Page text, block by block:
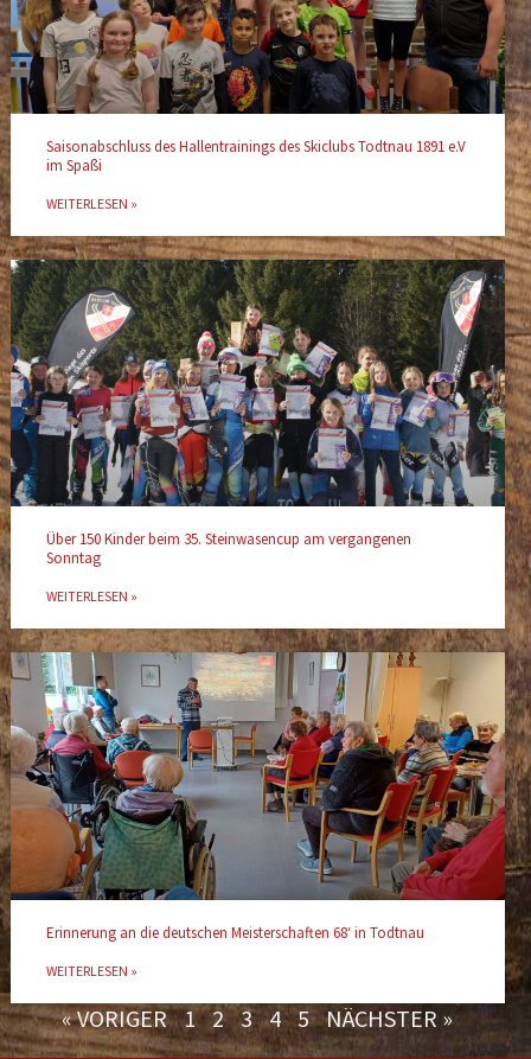
Saisonabschluss des Hallentrainings des Skiclubs Todtnau 1891 e.V
im Spaßi
WEITERLESEN »
Über 150 Kinder beim 35. Steinwasencup am vergangenen
Sonntag
WEITERLESEN »
Erinnerung an die deutschen Meisterschaften 68‘ in Todtnau
WEITERLESEN »
« VORIGER 1 2 3 4 5 NÄCHSTER »